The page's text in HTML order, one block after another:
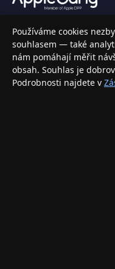
Váš specializovaný
elektronikou. Nakupujte
INFORMACE
Doprava a doručení
Používáme cookies
souhlasem — také
nám pomáhají měřit
obsah. Souhlas je
Podrobnosti najdete v